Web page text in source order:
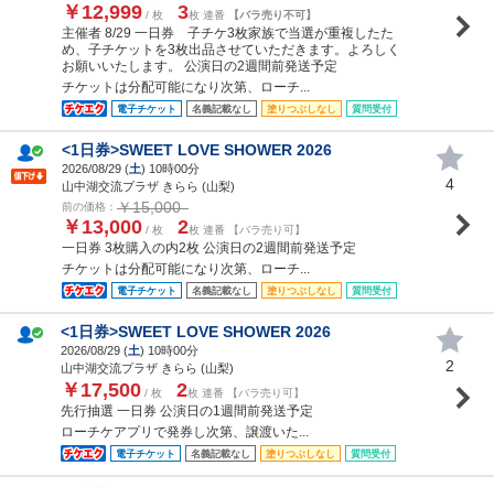
￥12,999 / 枚 3枚 連番 【バラ売り不可】
主催者 8/29 一日券 子チケ3枚家族で当選が重複したた
め、子チケットを3枚出品させていただきます。よろしく
お願いいたします。 公演日の2週間前発送予定
チケットは分配可能になり次第、ローチ...
電子チケット 名義記載なし 塗りつぶしなし 質問受付
<1日券>SWEET LOVE SHOWER 2026
2026/08/29 (土) 10時00分
山中湖交流プラザ きらら (山梨)
前の価格： ￥15,000
￥13,000 / 枚 2枚 連番 【バラ売り可】
一日券 3枚購入の内2枚 公演日の2週間前発送予定
チケットは分配可能になり次第、ローチ...
電子チケット 名義記載なし 塗りつぶしなし 質問受付
4
<1日券>SWEET LOVE SHOWER 2026
2026/08/29 (土) 10時00分
山中湖交流プラザ きらら (山梨)
￥17,500 / 枚 2枚 連番 【バラ売り可】
先行抽選 一日券 公演日の1週間前発送予定
ローチケアプリで発券し次第、譲渡いた...
電子チケット 名義記載なし 塗りつぶしなし 質問受付
2